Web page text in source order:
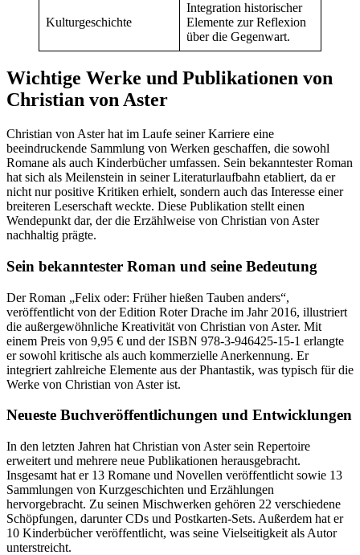
Kulturgeschichte
Integration historischer
Elemente zur Reflexion
über die Gegenwart.
Wichtige Werke und Publikationen von
Christian von Aster
Christian von Aster hat im Laufe seiner Karriere eine
beeindruckende Sammlung von Werken geschaffen, die sowohl
Romane als auch Kinderbücher umfassen. Sein bekanntester Roman
hat sich als Meilenstein in seiner Literaturlaufbahn etabliert, da er
nicht nur positive Kritiken erhielt, sondern auch das Interesse einer
breiteren Leserschaft weckte. Diese Publikation stellt einen
Wendepunkt dar, der die Erzählweise von Christian von Aster
nachhaltig prägte.
Sein bekanntester Roman und seine Bedeutung
Der Roman „Felix oder: Früher hießen Tauben anders“,
veröffentlicht von der Edition Roter Drache im Jahr 2016, illustriert
die außergewöhnliche Kreativität von Christian von Aster. Mit
einem Preis von 9,95 € und der ISBN 978-3-946425-15-1 erlangte
er sowohl kritische als auch kommerzielle Anerkennung. Er
integriert zahlreiche Elemente aus der Phantastik, was typisch für die
Werke von Christian von Aster ist.
Neueste Buchveröffentlichungen und Entwicklungen
In den letzten Jahren hat Christian von Aster sein Repertoire
erweitert und mehrere neue Publikationen herausgebracht.
Insgesamt hat er 13 Romane und Novellen veröffentlicht sowie 13
Sammlungen von Kurzgeschichten und Erzählungen
hervorgebracht. Zu seinen Mischwerken gehören 22 verschiedene
Schöpfungen, darunter CDs und Postkarten-Sets. Außerdem hat er
10 Kinderbücher veröffentlicht, was seine Vielseitigkeit als Autor
unterstreicht.